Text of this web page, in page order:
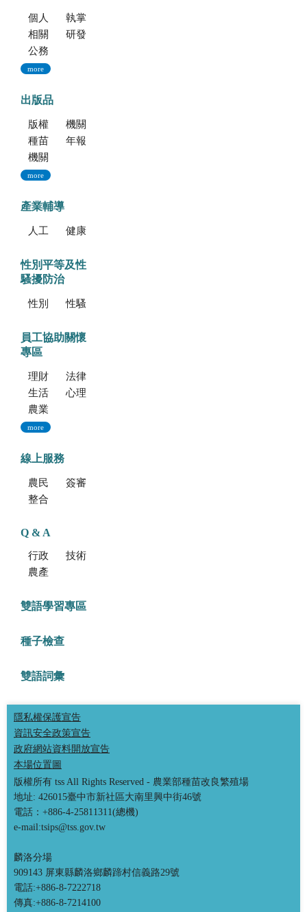
個人資料保護專區
執掌與組織
相關法規
研發成果
公務出國報告資訊網
more
出版品
版權聲明--本網站發表之所有文章，係為學術研究成果，不得引用於產品及食品之標示、宣傳及廣告。若不當引用，應自負法律責任。
機關簡介
種苗科技專訊
年報
機關誌
more
產業輔導
人工培植拖鞋蘭 健康種苗驗證
性別平等及性
騷擾防治
性別平等專區 性騷擾防治專區
員工協助關懷
專區
理財資源
法律資源
生活健康資源
心理資源
農業部特約員工協助方案諮詢服務
more
線上服務
農民學院
簽審通關共同作業平台
整合型植物種苗檢測服務多元平台
Q & A
行政方面
技術方面
農產品食安專區
雙語學習專區
種子檢查
雙語詞彙
隱私權保護宣告
資訊安全政策宣告
政府網站資料開放宣告
本場位置圖
版權所有 tss All Rights Reserved - 農業部種苗改良繁殖場
地址: 426015臺中市新社區大南里興中街46號
電話：+886-4-25811311(總機)
e-mail:tsips@tss.gov.tw
麟洛分場
909143 屏東縣麟洛鄉麟蹄村信義路29號
電話:+886-8-7222718
傳真:+886-8-7214100